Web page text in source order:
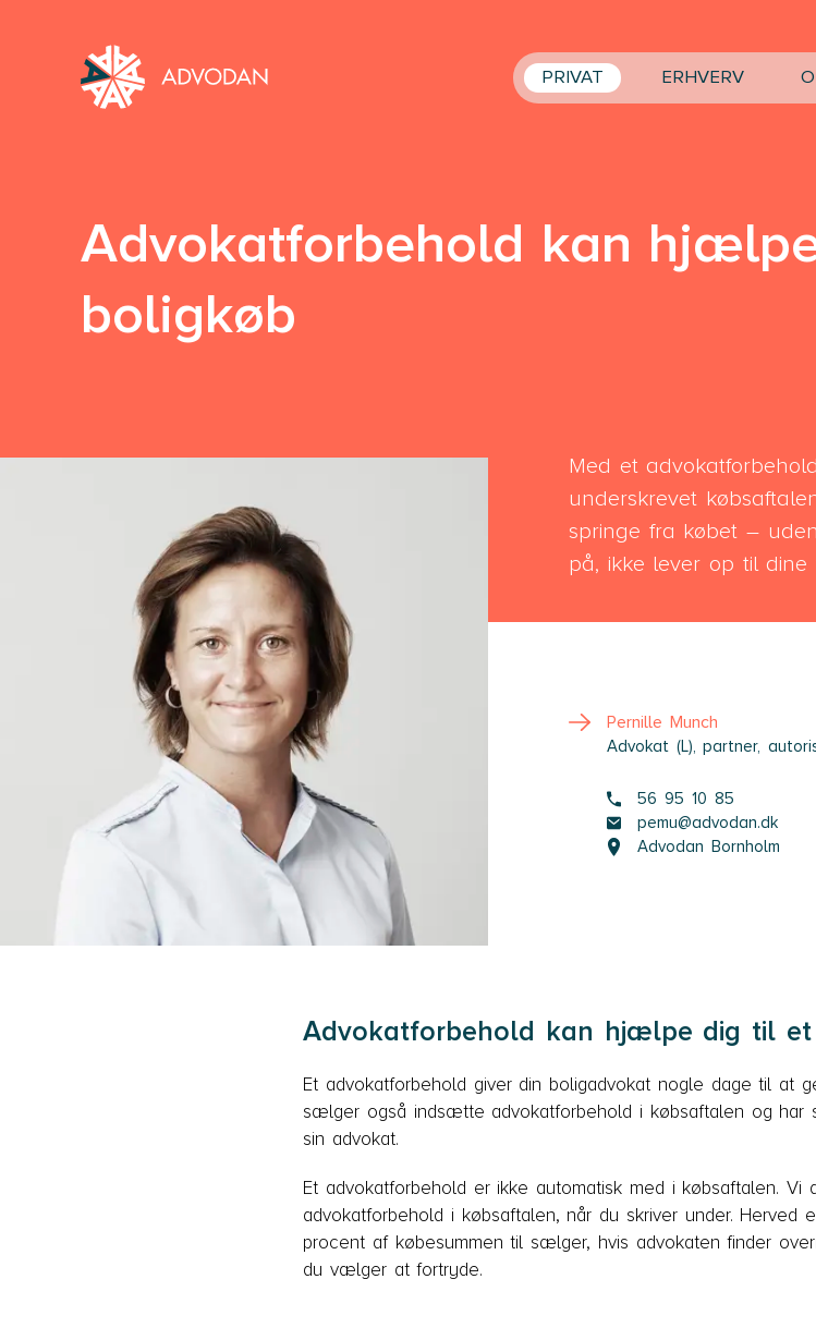
PRIVAT ERHVERV
Advokatforbehold kan
boligkøb
Med et
underskrevet
springe fra købet –
på, ikke lever op til dine
Pernille Munch
Advokat (L), partner,
56 95 10 85
pemu@advodan.dk
Advodan Bornholm
Advokatforbehold kan hjælpe dig til
Et advokatforbehold giver din boligadvokat nogle dage til at
sælger også indsætte advokatforbehold i købsaftalen og har
sin advokat.
Et advokatforbehold er ikke automatisk med i købsaftalen.
advokatforbehold i købsaftalen, når du skriver under.
procent af købesummen til sælger, hvis advokaten finder
du vælger at fortryde.